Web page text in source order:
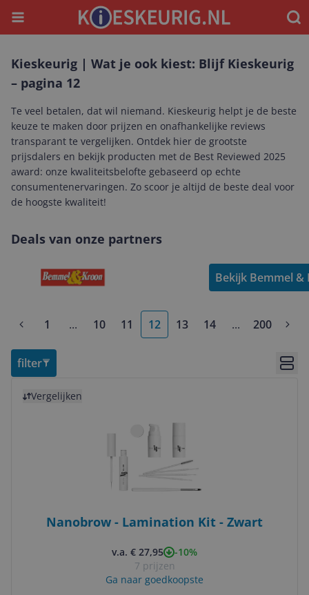
Menu
Kieskeurig | Wat je ook kiest: Blijf Kieskeurig
– pagina 12
Te veel betalen, dat wil niemand. Kieskeurig helpt je de beste
keuze te maken door prijzen en onafhankelijke reviews
transparant te vergelijken. Ontdek hier de grootste
prijsdalers en bekijk producten met de Best Reviewed 2025
award: onze kwaliteitsbelofte gebaseerd op echte
consumentenervaringen. Zo scoor je altijd de beste deal voor
de hoogste kwaliteit!
Deals van onze partners
Bekijk Bemmel &
1 ...More pages
10 11 12 13 14 ...More pages
200
filter
Vergelijken
Nanobrow - Lamination Kit - Zwart
v.a. € 27,95
-10%
7 prijzen
Ga naar goedkoopste